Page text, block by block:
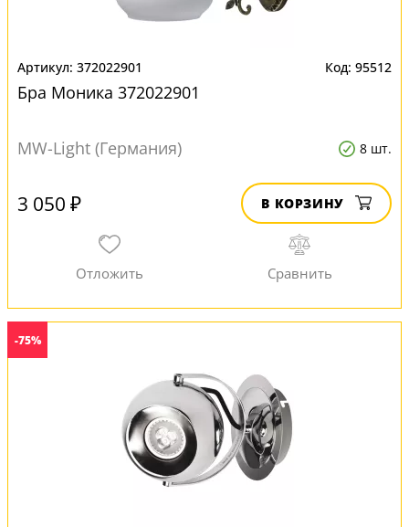
372022901 95512
Бра Моника 372022901
MW-Light (Германия) 8 шт.
3 050 ₽ В КОРЗИНУ
-75%